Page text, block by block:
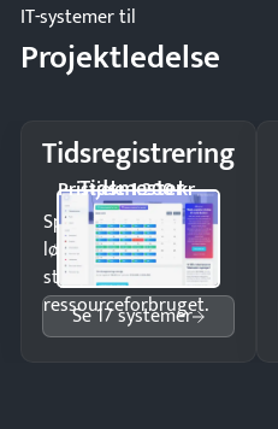
IT-systemer til
Projektledelse
Tidsregistrering
Tidsmester
Pristjek: 1.200 kr
Spar tid på
lønberegning og få
styr på
ressourceforbruget.
Se 17 systemer